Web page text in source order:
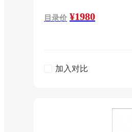
目录价 ¥1980
加入对比